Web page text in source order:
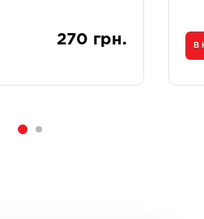
270 грн. В